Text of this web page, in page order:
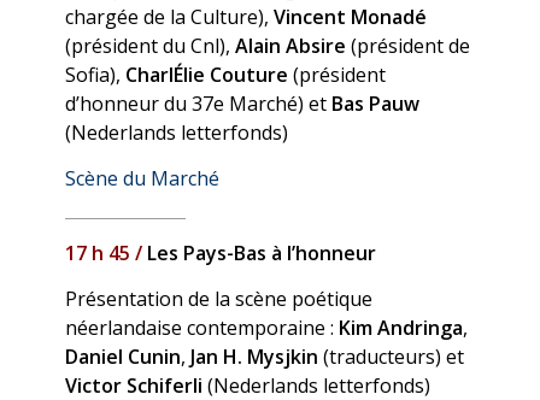
chargée de la Culture), Vincent Monadé
(président du Cnl), Alain Absire (président de
Sofia), CharlÉlie Couture (président
d’honneur du 37e Marché) et Bas Pauw
(Nederlands letterfonds)
Scène du Marché
17 h 45 /Les Pays-Bas à l’honneur
Présentation de la scène poétique
néerlandaise contemporaine : Kim Andringa,
Daniel Cunin, Jan H. Mysjkin (traducteurs) et
Victor Schiferli (Nederlands letterfonds)